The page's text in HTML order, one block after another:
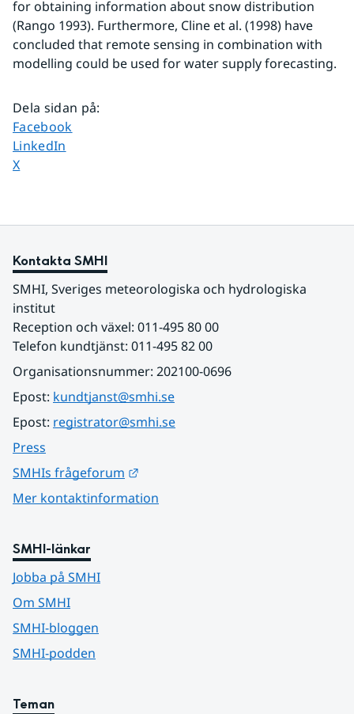
for obtaining information about snow distribution
(Rango 1993). Furthermore, Cline et al. (1998) have
concluded that remote sensing in combination with
modelling could be used for water supply forecasting.
Dela sidan på:
Dela sidan på
Facebook
Dela sidan på
LinkedIn
Dela sidan på
X
Kontakta SMHI
SMHI, Sveriges meteorologiska och hydrologiska
institut
Reception och växel: 011-495 80 00
Telefon kundtjänst: 011-495 82 00
Organisationsnummer: 202100-0696
Epost: kundtjanst@smhi.se
Epost: registrator@smhi.se
Press
SMHIs frågeforum
Mer kontaktinformation
SMHI-länkar
Jobba på SMHI
Om SMHI
SMHI-bloggen
SMHI-podden
Teman